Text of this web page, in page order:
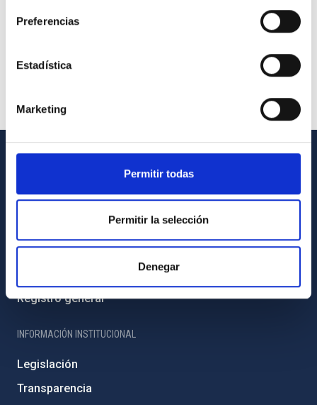
Preferencias
Estadística
Marketing
Permitir todas
Permitir la selección
Denegar
Contacto
Cómo llegar al IAC
Directorio de personal
Registro general
INFORMACIÓN INSTITUCIONAL
Legislación
Transparencia